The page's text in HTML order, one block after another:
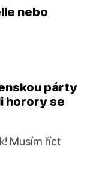
nebo
párty
horory se
Musím říct